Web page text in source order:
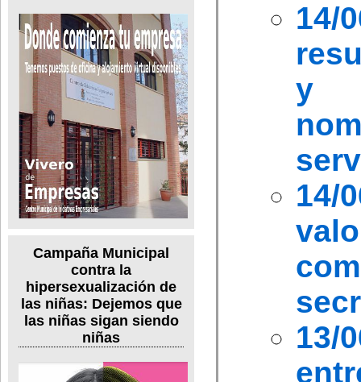
Campaña Municipal
contra la
hipersexualización de
las niñas: Dejemos que
las niñas sigan siendo
niñas
y